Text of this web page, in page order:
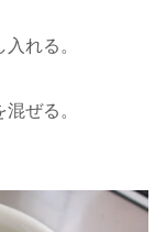
れる。
ぜる。